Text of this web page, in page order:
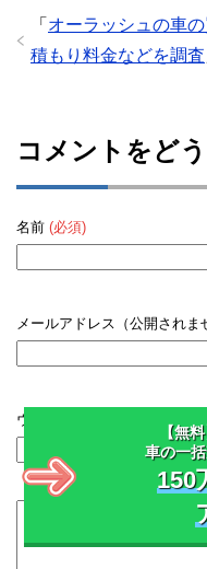
「 オーラッシュの車
積もり料金などを調査
コメントをど
名前 (必須)
メールアドレス（公開されま
ウェブサイト
【無
車の一
150